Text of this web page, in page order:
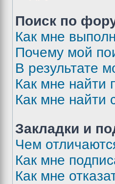
Поиск по
Как мне
Почему мой
В результате
Как мне найти
Как мне найти
Закладки и
Чем
Как мне
Как мне